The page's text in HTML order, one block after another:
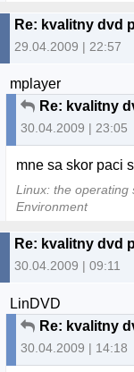
Re: kvalitny dvd
29.04.2009 | 22:57
mplayer
Re: kvalitny
30.04.2009 | 23:05
mne sa skor paci
Linux: the operating
Environment
Re: kvalitny dvd
30.04.2009 | 09:11
LinDVD
Re: kvalitny
30.04.2009 | 14:18